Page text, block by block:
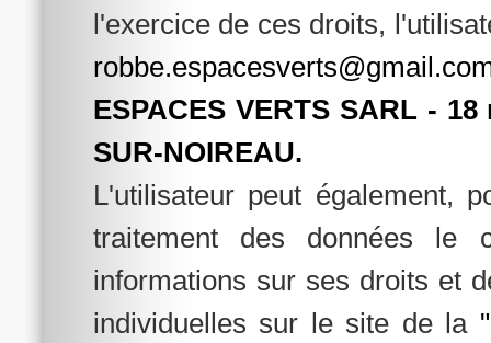
l'exercice de ces droits,
ESPACES VERTS SARL -
SUR-NOIREAU.
L'utilisateur peut également,
traitement des données le
informations sur ses droits et
individuelles sur le site de la